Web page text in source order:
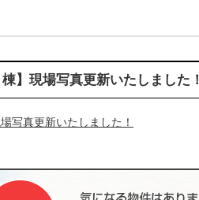
】現場写真更新いたしました！
写真更新いたしました！